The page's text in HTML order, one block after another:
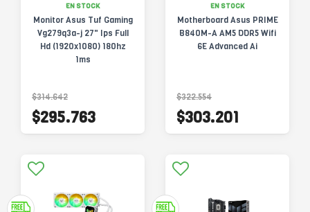
EN STOCK
Monitor Asus Tuf Gaming
Vg279q3a-j 27" Ips Full
Hd (1920x1080) 180hz
1ms
$314.642
$295.763
EN STOCK
Motherboard Asus PRIME
B840M-A AM5 DDR5 Wifi
6E Advanced Ai
$322.554
$303.201